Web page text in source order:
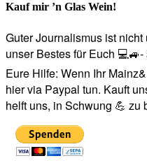
Kauf mir ’n Glas Wein!
Guter Journalismus ist
unser Bestes für Euch
Eure Hilfe: Wenn Ihr
hier via Paypal tun. Kauft
helft uns, in Schwung 💪 zu